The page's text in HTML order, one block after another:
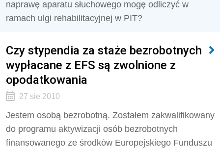
naprawę aparatu słuchowego mogę odliczyć w
ramach ulgi rehabilitacyjnej w PIT?
Czy stypendia za staże bezrobotnych
wypłacane z EFS są zwolnione z
opodatkowania
27 sie 2010
Jestem osobą bezrobotną. Zostałem zakwalifikowany
do programu aktywizacji osób bezrobotnych
finansowanego ze środków Europejskiego Funduszu